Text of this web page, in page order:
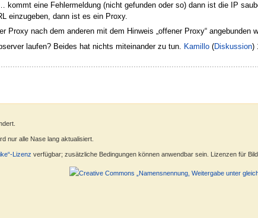
kommt eine Fehlermeldung (nicht gefunden oder so) dann ist die IP
einzugeben, dann ist es ein Proxy.
Proxy nach dem anderen mit dem Hinweis „offener Proxy“ angebunden
laufen? Beides hat nichts miteinander zu tun.
Kamillo (Diskussion)
nur alle Nase lang aktualisiert.
Lizenz verfügbar; zusätzliche Bedingungen können anwendbar sein. Lizenzen für